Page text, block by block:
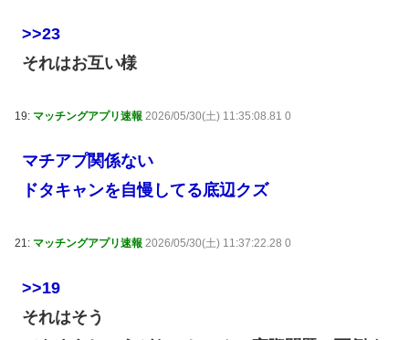
>>23
それはお互い様
19: マッチングアプリ速報 2026/05/30(土) 11:35:08.81 0
マチアプ関係ない
ドタキャンを自慢してる底辺クズ
21: マッチングアプリ速報 2026/05/30(土) 11:37:22.28 0
>>19
それはそう